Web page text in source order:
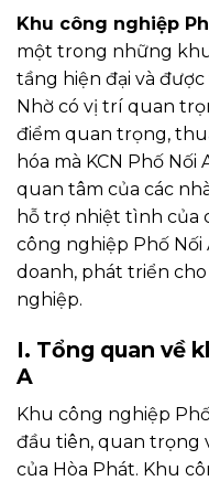
Khu công nghiệp
một trong những
tầng hiện đại và
Nhờ có vị trí quan
điểm quan trọng,
hóa mà KCN Phố
quan tâm của các
hỗ trợ nhiệt tình của
công nghiệp Phố Nối
doanh, phát triển
nghiệp.
I. Tổng quan về
A
Khu công nghiệp
đầu tiên, quan trọng
của Hòa Phát. Khu